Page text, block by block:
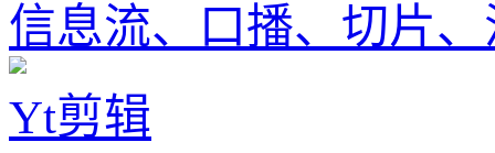
信息流、口播、切片
Yt剪辑